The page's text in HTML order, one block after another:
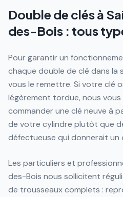
Double de clés à
des-Bois : tous
Pour garantir un
chaque double de clé dans la
vous le remettre. Si votre clé
légèrement tordue, nous vous
commander une clé neuve à
de votre cylindre plutôt que
défectueuse qui donnerait un
Les particuliers et
des-Bois nous sollicitent
de trousseaux complets :